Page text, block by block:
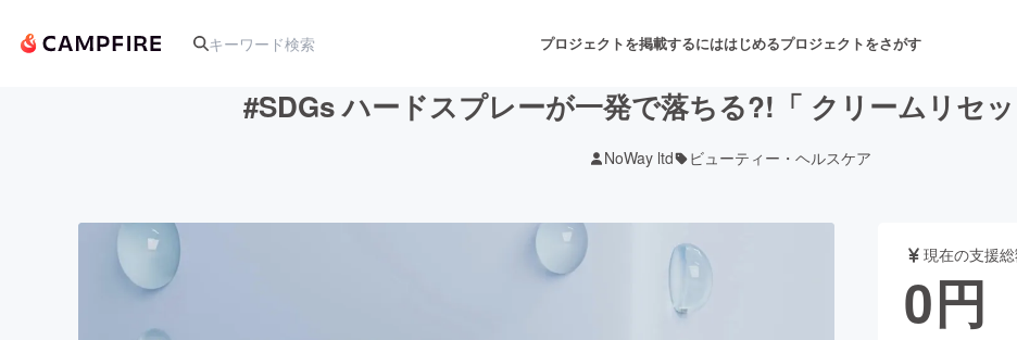
プロジェクトを掲載するにははじめるプロジェクトをさがす
舞台・パフォーマンス
#SDGs ハードスプレーが一発で落ちる?!「 クリームリセッ
NoWay ltd ビューティー・ヘルスケア
現在の支援
0円